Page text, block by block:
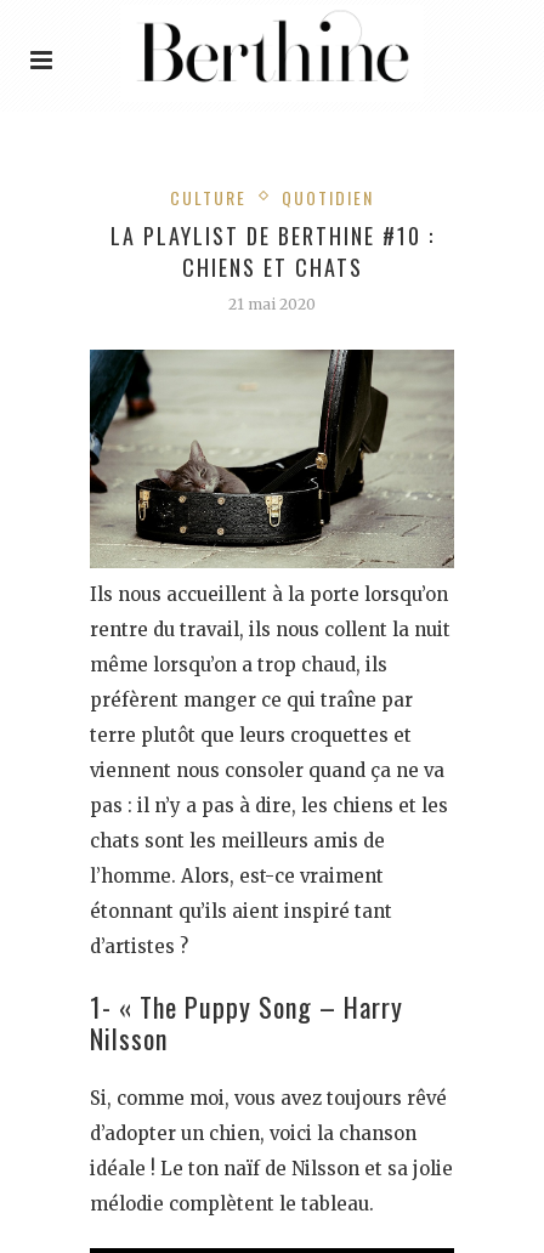
CULTURE QUOTIDIEN
LA PLAYLIST DE BERTHINE #10 :
CHIENS ET CHATS
21 mai 2020
Ils nous accueillent à la porte lorsqu’on
rentre du travail, ils nous collent la nuit
même lorsqu’on a trop chaud, ils
préfèrent manger ce qui traîne par
terre plutôt que leurs croquettes et
viennent nous consoler quand ça ne va
pas : il n’y a pas à dire, les chiens et les
chats sont les meilleurs amis de
l’homme. Alors, est-ce vraiment
étonnant qu’ils aient inspiré tant
d’artistes ?
1- « The Puppy Song – Harry
Nilsson
Si, comme moi, vous avez toujours rêvé
d’adopter un chien, voici la chanson
idéale ! Le ton naïf de Nilsson et sa jolie
mélodie complètent le tableau.